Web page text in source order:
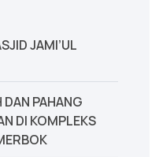
JAMI’UL
DAN PAHANG
DI KOMPLEKS